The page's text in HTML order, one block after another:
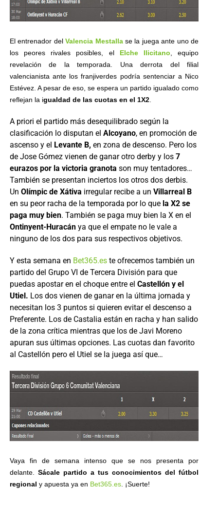
El entrenador delValencia Mestalla se la juega ante uno de
los peores rivales posibles, el Elche Ilicitano , equipo
revelación de la temporada. Una derrota del filial
valencianista ante los franjiverdes podría sentenciar a Nico
Estévez. A pesar de eso, se espera un partido igualado como
reflejan la igualdad de las cuotas en el 1X2
A priori el partido más desequilibrado según la
clasificación lo disputan el Alcoyano, en promoción de
ascenso y el Levante B, en zona de descenso. Pero los
de Jose Gómez vienen de ganar otro derby y los 7
eurazos por la victoria granota son muy tentadores…
También se presentan inciertos los otros dos derbis.
Un Olímpic de Xátiva irregular recibe a un Villarreal B
en su peor racha de la temporada por lo que la X2 se
paga muy bien. También se paga muy bien la X en el
Ontinyent-Huracán ya que el empate no le vale a
ninguno de los dos para sus respectivos objetivos.
Y esta semana en Bet365.es te ofrecemos también un
partido del Grupo VI de Tercera División para que
puedas apostar en el choque entre el Castellón y el
Utiel. Los dos vienen de ganar en la última jornada y
necesitan los 3 puntos si quieren evitar el descenso a
Preferente. Los de Castalia están en racha y han salido
de la zona crítica mientras que los de Javi Moreno
apuran sus últimas opciones. Las cuotas dan favorito
al Castellón pero el Utiel se la juega así que…
Vaya fin de semana intenso que se nos presenta por
delante. Sácale partido a tus conocimientos del fútbol
regional y apuesta ya en Bet365.es . ¡Suerte!